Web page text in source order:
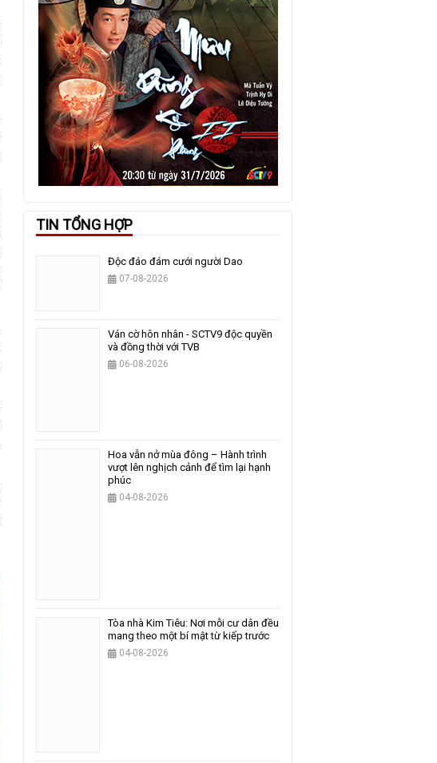
TIN TỔNG HỢP
Độc đáo đám cưới người Dao
07-08-2026
Ván cờ hôn nhân - SCTV9 độc quyền
và đồng thời với TVB
06-08-2026
Hoa vẫn nở mùa đông – Hành trình
vượt lên nghịch cảnh để tìm lại hạnh
phúc
04-08-2026
Tòa nhà Kim Tiêu: Nơi mỗi cư dân đều
mang theo một bí mật từ kiếp trước
04-08-2026